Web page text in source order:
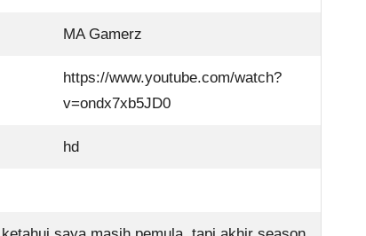
MA Gamerz
https://www.youtube.com/watch?
v=ondx7xb5JD0
hd